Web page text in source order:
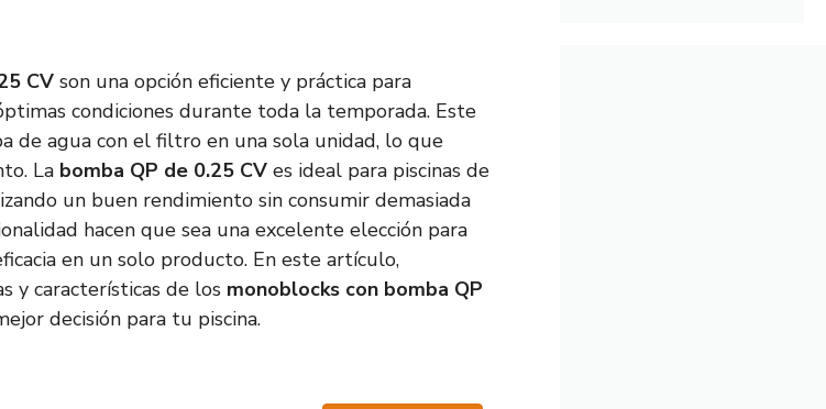
CV son una opción eficiente y práctica para
condiciones durante toda la temporada. Este
de agua con el filtro en una sola unidad, lo que
La bomba QP de 0.25 CV es ideal para piscinas de
un buen rendimiento sin consumir demasiada
hacen que sea una excelente elección para
en un solo producto. En este artículo,
y características de los monoblocks con bomba QP
decisión para tu piscina.